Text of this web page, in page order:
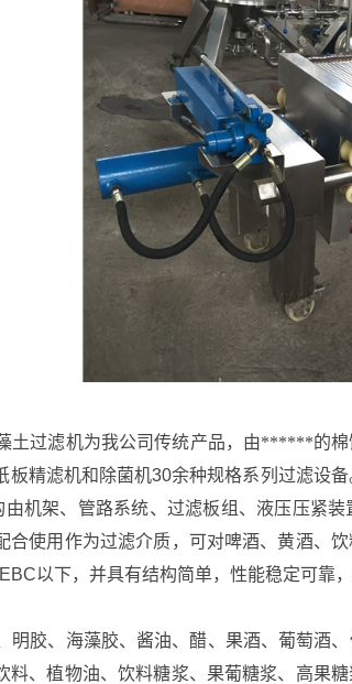
土过滤机为我公司传统产品，由******的
板精滤机和除菌机30余种规格系列过滤设
由机架、管路系统、过滤板组、液压压紧
合使用作为过滤介质，可对啤酒、黄酒、
以下，并具有结构简单，性能稳定可靠
明胶、海藻胶、酱油、醋、果酒、葡萄酒
料、植物油、饮料糖浆、果葡糖浆、高果